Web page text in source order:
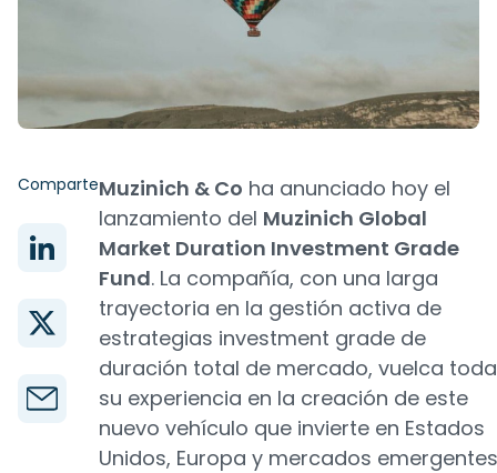
ComparteMuzinich & Co ha anunciado hoy el
lanzamiento del Muzinich Global
Market Duration Investment Grade
Fund. La compañía, con una larga
trayectoria en la gestión activa de
estrategias investment grade de
duración total de mercado, vuelca toda
su experiencia en la creación de este
nuevo vehículo que invierte en Estados
Unidos, Europa y mercados